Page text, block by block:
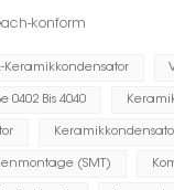
konform
Keramikkondensator
0402 Bis 4040
(SMT)